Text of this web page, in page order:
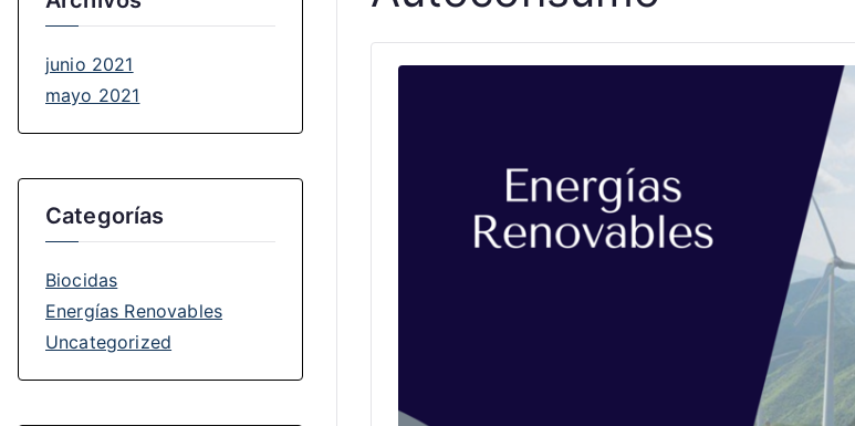
junio 2021
mayo 2021
Categorías
Biocidas
Energías Renovables
Uncategorized